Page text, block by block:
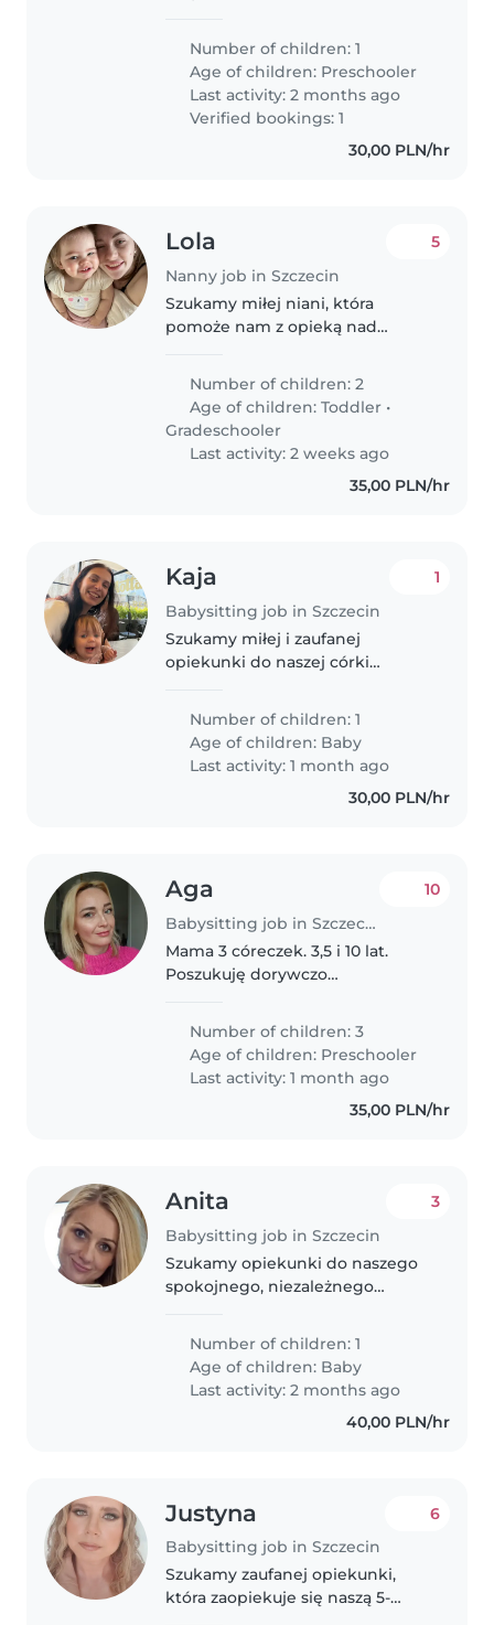
lubi ksiazki, sensoryczne zabawy,
puzzle, ukladanki. Zapraszam do
kontaktu w celu umówienia..
Number of children: 1
Age of children: Preschooler
Last activity: 2 months ago
Verified bookings: 1
30,00 PLN/hr
Lola
Nanny job in Szczecin
5
Szukamy miłej niani, która
pomoże nam z opieką nad
letnia . Nasze dzieci są
ciekawskie, twórcze i spokojne.
Oczekujemy od niani pomocy w
odrabianiu..
Number of children: 2
Age of children:Toddler •
Gradeschooler
Last activity: 2 weeks ago
35,00 PLN/hr
Kaja
Babysitting job in Szczecin
1
Szukamy miłej i zaufanej
opiekunki do naszej córki
będzie chciała zostać z nami na
dłużej :)
Number of children: 1
Age of children: Baby
Last activity: 1 month ago
30,00 PLN/hr
Aga
Babysitting job in Szczecin
10
Mama 3 córeczek. 3,5 i 10 lat.
Poszukuję dorywczo
ciekawie potrafi zorganizować
dzieciom czas.
Number of children: 3
Age of children: Preschooler
Last activity: 1 month ago
35,00 PLN/hr
Anita
Babysitting job in Szczecin
3
Szukamy opiekunki do naszego
spokojnego, niezależnego
osoby, która będzie mogła
zadbać o niego w naszym domu.
Opiekunka..
Number of children: 1
Age of children: Baby
Last activity: 2 months ago
40,00 PLN/hr
Justyna
Babysitting job in Szczecin
6
Szukamy zaufanej opiekunki,
która zaopiekuje się naszą 5-